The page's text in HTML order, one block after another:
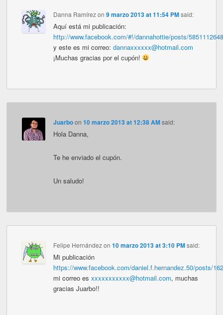
Danna Ramírezon 9 marzo 2013 at 11:54 PM said:
Aquí está mi publicación:
http://www.facebook.com/#!/dannahottie/posts/
y este es mi correo: dannaxxxxxx@hotmail.com
¡Muchas gracias por el cupón!
Juarboon 10 marzo 2013 at 12:38 AM said:
Hola Danna,
Te he enviado el cupón.
Un saludo!
Felipe Hernándezon 10 marzo 2013 at 3:10 PM said:
Mi publicación
https://www.facebook.com/daniel.f.hernandez.50/posts/
mi correo es xxxxxxxxxxx@hotmail.com, muchas
gracias Juarbo!!